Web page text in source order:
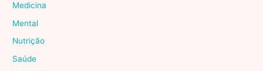
Medicina
Mental
Nutrição
Saúde